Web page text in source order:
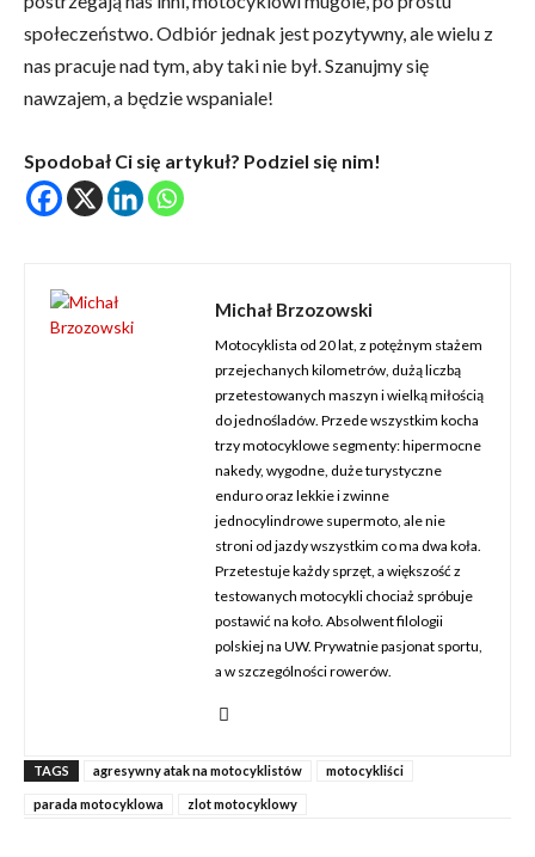
społeczeństwo. Odbiór jednak jest pozytywny, ale wielu z
nas pracuje nad tym, aby taki nie był. Szanujmy się
nawzajem, a będzie wspaniale!
Spodobał Ci się artykuł? Podziel się nim!
Michał Brzozowski
Motocyklista od 20 lat, z potężnym stażem
przejechanych kilometrów, dużą liczbą
przetestowanych maszyn i wielką miłością
do jednośladów. Przede wszystkim kocha
trzy motocyklowe segmenty: hipermocne
nakedy, wygodne, duże turystyczne
enduro oraz lekkie i zwinne
jednocylindrowe supermoto, ale nie
stroni od jazdy wszystkim co ma dwa koła.
Przetestuje każdy sprzęt, a większość z
testowanych motocykli chociaż spróbuje
postawić na koło. Absolwent filologii
polskiej na UW. Prywatnie pasjonat sportu,
a w szczególności rowerów.
TAGS agresywny atak na motocyklistów motocykliści
parada motocyklowa zlot motocyklowy